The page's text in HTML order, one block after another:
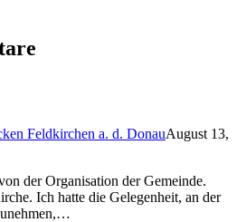
Feldkirchen a. d. DonauAugust 13,
der Organisation der Gemeinde.
Ich hatte die Gelegenheit, an der